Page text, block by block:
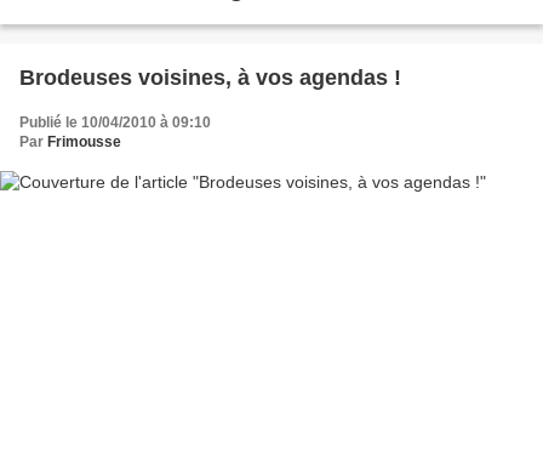
Brodeuses voisines, à vos agendas !
Publié le 10/04/2010 à 09:10
Par Frimousse